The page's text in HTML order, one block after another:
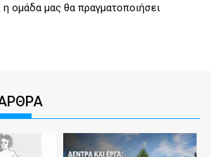
η ομάδα μας θα πραγματοποιήσει